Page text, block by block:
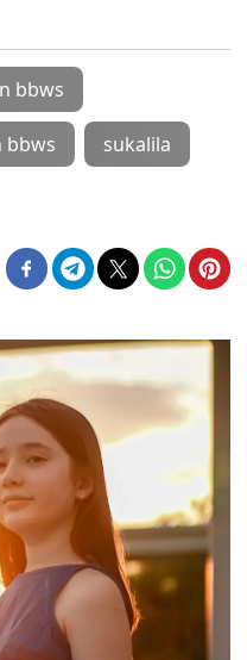
bbws
bbws sukalila